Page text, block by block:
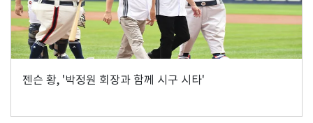
젠슨 황, '박정원 회장과 함께 시구 시타'